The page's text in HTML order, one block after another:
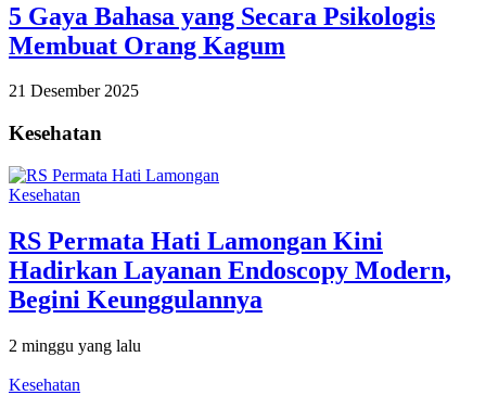
5 Gaya Bahasa yang Secara Psikologis
Membuat Orang Kagum
21 Desember 2025
Kesehatan
Kesehatan
RS Permata Hati Lamongan Kini
Hadirkan Layanan Endoscopy Modern,
Begini Keunggulannya
2 minggu yang lalu
Kesehatan